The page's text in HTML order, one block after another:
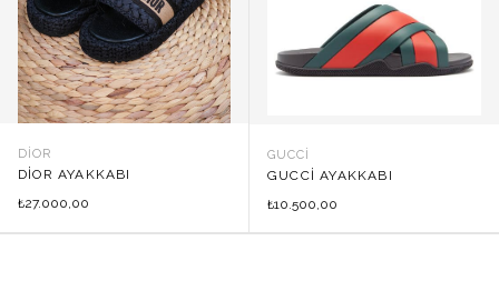
DIOR
DIOR AYAKKABI
₺27.000,00
GUCCI
GUCCI AYAKKABI
₺10.500,00